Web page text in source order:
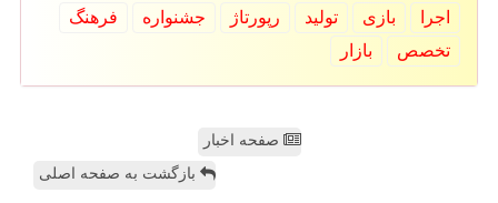
اجرا بازی تولید رپورتاژ جشنواره
فرهنگ
تخصص
بازار
صفحه اخبار
بازگشت به صفحه اصلی